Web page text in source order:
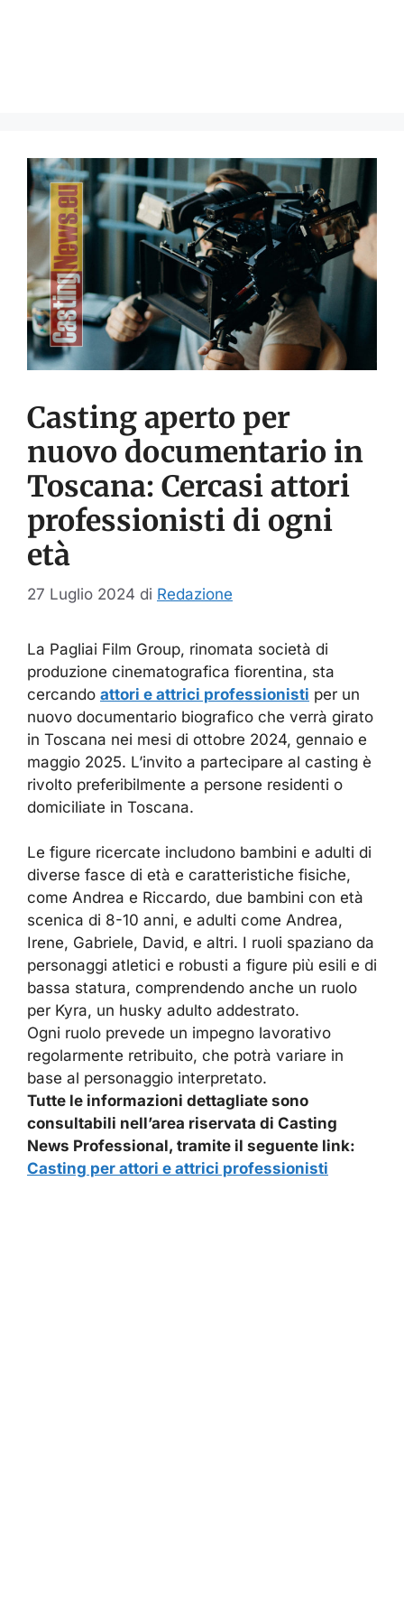
Casting aperto per
nuovo documentario in
Toscana: Cercasi attori
professionisti di ogni
età
27 Luglio 2024 di Redazione
La Pagliai Film Group, rinomata società di
produzione cinematografica fiorentina, sta
cercando attori e attrici professionisti per un
nuovo documentario biografico che verrà girato
in Toscana nei mesi di ottobre 2024, gennaio e
maggio 2025. L’invito a partecipare al casting è
rivolto preferibilmente a persone residenti o
domiciliate in Toscana.
Le figure ricercate includono bambini e adulti di
diverse fasce di età e caratteristiche fisiche,
come Andrea e Riccardo, due bambini con età
scenica di 8-10 anni, e adulti come Andrea,
Irene, Gabriele, David, e altri. I ruoli spaziano da
personaggi atletici e robusti a figure più esili e di
bassa statura, comprendendo anche un ruolo
per Kyra, un husky adulto addestrato.
Ogni ruolo prevede un impegno lavorativo
regolarmente retribuito, che potrà variare in
base al personaggio interpretato.
Tutte le informazioni dettagliate sono
consultabili nell’area riservata di Casting
News Professional, tramite il seguente link:
Casting per attori e attrici professionisti